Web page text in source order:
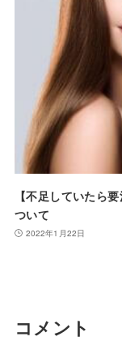
【不足していたら
ついて
2022年1月22日
コメント